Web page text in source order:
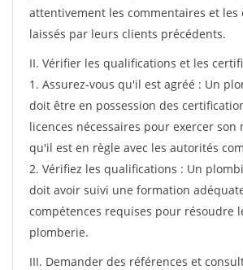
attentivement les commentaires et les
laissés par leurs clients précédents.
II. Vérifier les qualifications et les
1. Assurez-vous qu'il est agréé : Un
doit être en possession des
licences nécessaires pour exercer son
qu'il est en règle avec les autorités
2. Vérifiez les qualifications : Un
doit avoir suivi une formation
compétences requises pour résoudre
plomberie.
III. Demander des références et